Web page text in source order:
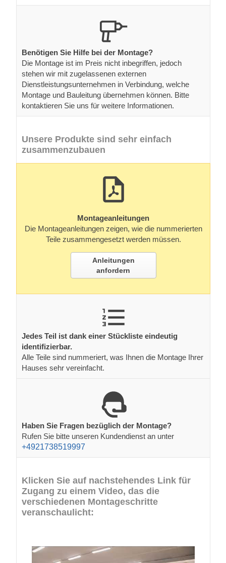
Benötigen Sie Hilfe bei der Montage?
Die Montage ist im Preis nicht inbegriffen, jedoch
stehen wir mit zugelassenen externen
Dienstleistungsunternehmen in Verbindung, welche
Montage und Bauleitung übernehmen können. Bitte
kontaktieren Sie uns für weitere Informationen.
Unsere Produkte sind sehr einfach
zusammenzubauen
Montageanleitungen
Die Montageanleitungen zeigen, wie die nummerierten
Teile zusammengesetzt werden müssen.
Anleitungen
anfordern
Jedes Teil ist dank einer Stückliste eindeutig
identifizierbar.
Alle Teile sind nummeriert, was Ihnen die Montage Ihrer
Hauses sehr vereinfacht.
Haben Sie Fragen bezüglich der Montage?
Rufen Sie bitte unseren Kundendienst an unter
+4921738519997
Klicken Sie auf nachstehendes Link für
Zugang zu einem Video, das die
verschiedenen Montageschritte
veranschaulicht: